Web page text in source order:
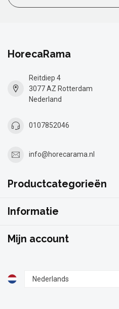
HorecaRama
Reitdiep 4
3077 AZ Rotterdam
Nederland
0107852046
info@horecarama.nl
Productcategorieën
Informatie
Mijn account